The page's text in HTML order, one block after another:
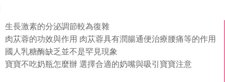
生長激素的分泌調節較為復雜
肉苁蓉的功效與作用 肉苁蓉具有潤腸通便治療腰痛等的作用
國人乳糖酶缺乏並不是罕見現象
寶寶不吃奶瓶怎麼辦 選擇合適的奶嘴與吸引寶寶注意